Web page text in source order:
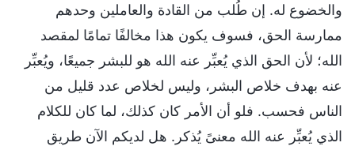
والخضوع له. إن طُلب من القادة والعاملين وحدهم
ممارسة الحق، فسوف يكون هذا مخالفًا تمامًا لمقصد
الله؛ لأن الحق الذي يُعبِّر عنه الله هو للبشر جميعًا، ويُعبِّر
عنه بهدف خلاص البشر، وليس لخلاص عدد قليل من
الناس فحسب. فلو أن الأمر كان كذلك، لما كان للكلام
الذي يُعبِّر عنه الله معنىً يُذكر. هل لديكم الآن طريق